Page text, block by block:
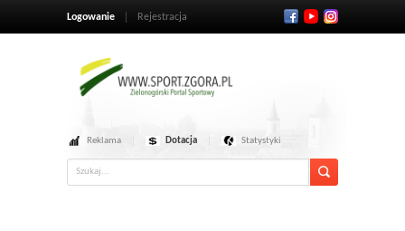
Logowanie Rejestracja
Reklama Dotacja Statystyki